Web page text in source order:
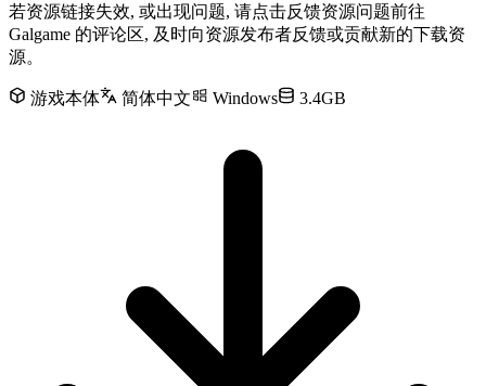
若资源链接失效, 或出现问题, 请点击反馈资源问题前往
Galgame 的评论区, 及时向资源发布者反馈或贡献新的下载资
源。
游戏本体 简体中文 Windows 3.4GB